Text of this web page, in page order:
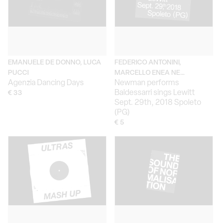
EMANUELE DE DONNO, LUCA
PUCCI
Agenzia Dancing Days
€ 33
FEDERICO ANTONINI,
MARCELLO ENEA NE…
Newman performs
Baldessarri sings Lewitt
Sept. 29th, 2018 Spoleto
(PG)
€ 5